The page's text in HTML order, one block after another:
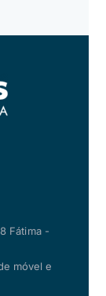
Fátima -
móvel e